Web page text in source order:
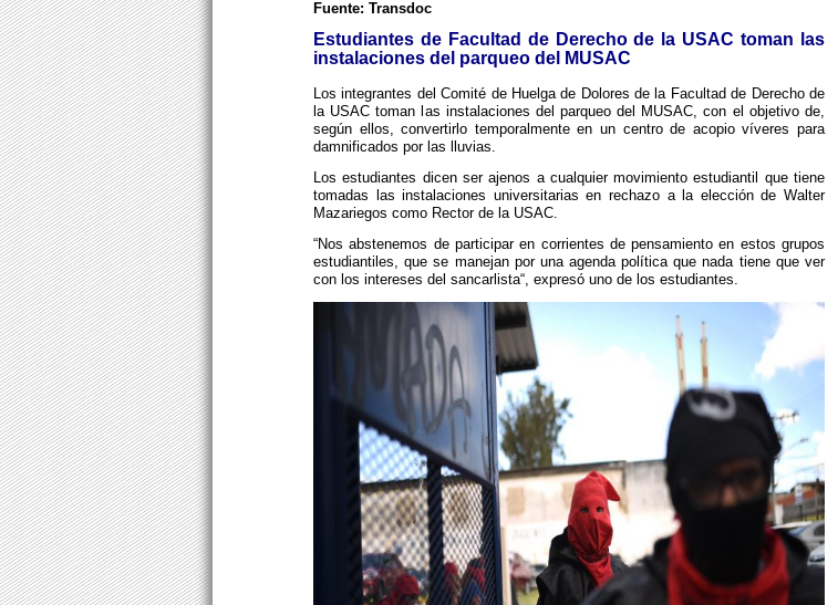
Fuente: Transdoc
Estudiantes de Facultad de Derecho de la USAC toman las
instalaciones del parqueo del MUSAC
Los integrantes del Comité de Huelga de Dolores de la Facultad de Derecho de
la USAC toman las instalaciones del parqueo del MUSAC, con el objetivo de,
según ellos, convertirlo temporalmente en un centro de acopio víveres para
damnificados por las lluvias.
Los estudiantes dicen ser ajenos a cualquier movimiento estudiantil que tiene
tomadas las instalaciones universitarias en rechazo a la elección de Walter
Mazariegos como Rector de la USAC.
“Nos abstenemos de participar en corrientes de pensamiento en estos grupos
estudiantiles, que se manejan por una agenda política que nada tiene que ver
con los intereses del sancarlista“, expresó uno de los estudiantes.